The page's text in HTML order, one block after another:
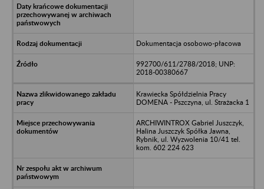
Dokumentacja osobowo-płacowa
992700/611/2788/2018; UNP:
2018-00380667
Krawiecka Spółdzielnia Pracy
DOMENA - Pszczyna, ul. Strażacka 1
ARCHIWINTROX Gabriel Juszczyk,
Halina Juszczyk Spółka Jawna,
Rybnik, ul. Wyzwolenia 10/41 tel.
kom. 602 224 623